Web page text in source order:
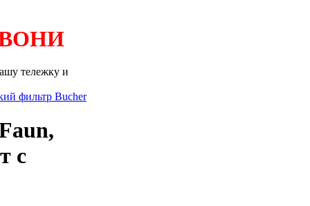
тележку и
фильтр Bucher
с